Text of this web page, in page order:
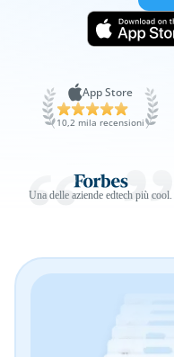
App Store
10,2 mila recensioni
Una delle aziende edtech più cool.